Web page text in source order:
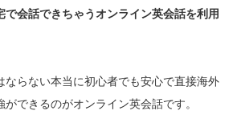
で会話できちゃうオンライン英会話を利用
ならない本当に初心者でも安心で直接海外
できるのがオンライン英会話です。